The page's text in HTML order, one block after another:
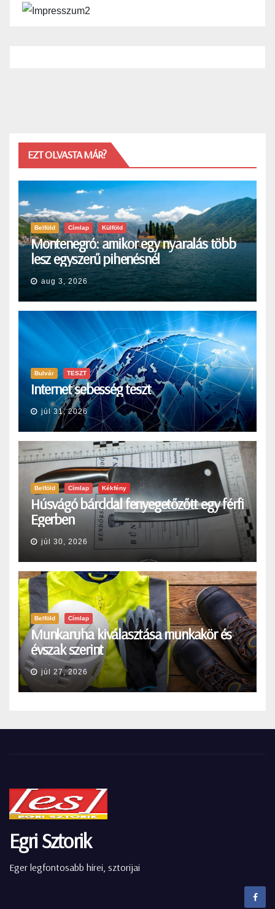
EZT OLVASTA MÁR?
Belföld Címlap Külföld
Montenegró: amikor egy nyaralás több
lesz egyszerű pihenésnél
aug 3, 2026
Bulvár TESZT
Internet sebesség teszt
júl 31, 2026
Belföld Címlap Kékfény
Húsvágó bárddal fenyegetőzőtt egy férfi
Egerben
júl 30, 2026
Belföld Címlap
Munkaruha kiválasztása munkakör és
évszak szerint
júl 27, 2026
Egri Sztorik
Eger legfontosabb hírei, sztorijai